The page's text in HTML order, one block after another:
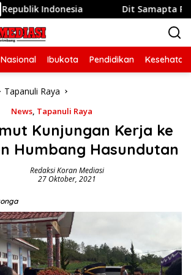
Dit Samapta Polda Metro
Nasional Ibukota Pendidikan Kesehatan
Tapanuli Raya
News, Tapanuli Raya
Kunjungan Kerja ke
Humbang Hasundutan
Redaksi Koran Mediasi
27 Oktober, 2021